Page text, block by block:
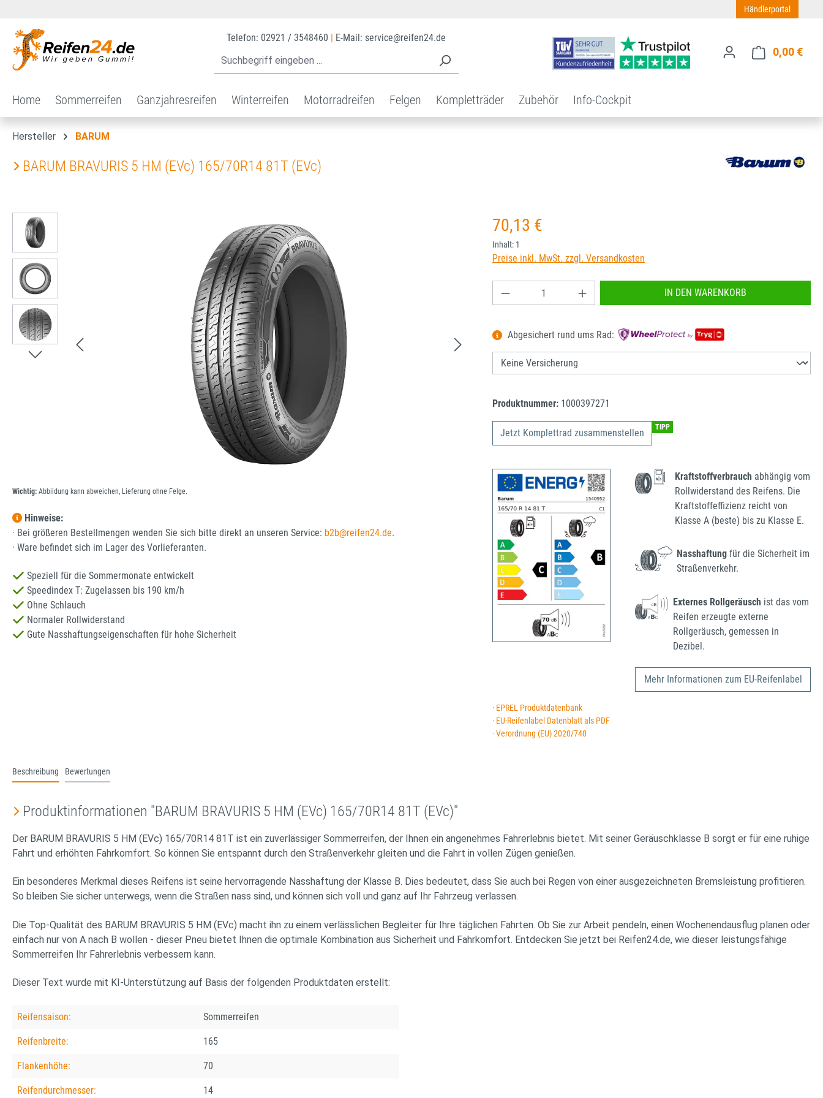
Händlerportal
Telefon: 02921 / 3548460 E-Mail: service@reifen24.de
0,00 €
Home Sommerreifen Ganzjahresreifen Winterreifen Motorradreifen Felgen Kompletträder Zubehör Info-Cockpit
Hersteller BARUM
BARUM BRAVURIS 5 HM (EVc) 165/70R14 81T (EVc)
Bildergalerie überspringen
Wichtig: Abbildung kann abweichen, Lieferung ohne Felge.
Hinweise:
· Bei größeren Bestellmengen wenden Sie sich bitte direkt an unseren Service: b2b@reifen24.de.
· Ware befindet sich im Lager des Vorlieferanten.
Speziell für die Sommermonate entwickelt
Speedindex T: Zugelassen bis 190 km/h
Ohne Schlauch
Normaler Rollwiderstand
Gute Nasshaftungseigenschaften für hohe Sicherheit
Regulärer Preis:
70,13 €
Inhalt: 1
Preise inkl. MwSt. zzgl. Versandkosten
Produkt Anzahl: Gib den gewünschten Wert ein oder
IN DEN WARENKORB
Abgesichert rund ums Rad:
Produktnummer: 1000397271
Jetzt Komplettrad zusammenstellen TIPP
Kraftstoffverbrauch abhängig vom
Rollwiderstand des Reifens. Die
Kraftstoffeffizienz reicht von
Klasse A (beste) bis zu Klasse E.
Nasshaftung für die Sicherheit im
Straßenverkehr.
Externes Rollgeräusch ist das vom
Reifen erzeugte externe
Rollgeräusch, gemessen in
Dezibel.
Mehr Informationen zum EU-Reifenlabel
· EPREL Produktdatenbank
· EU-Reifenlabel Datenblatt als PDF
· Verordnung (EU) 2020/740
Beschreibung Bewertungen
Produktinformationen "BARUM BRAVURIS 5 HM (EVc) 165/70R14 81T (EVc)"
Der BARUM BRAVURIS 5 HM (EVc) 165/70R14 81T ist ein zuverlässiger Sommerreifen, der Ihnen ein angenehmes Fahrerlebnis bietet. Mit seiner Geräuschklasse B sorgt er für eine ruhige
Fahrt und erhöhten Fahrkomfort. So können Sie entspannt durch den Straßenverkehr gleiten und die Fahrt in vollen Zügen genießen.
Ein besonderes Merkmal dieses Reifens ist seine hervorragende Nasshaftung der Klasse B. Dies bedeutet, dass Sie auch bei Regen von einer ausgezeichneten Bremsleistung profitieren.
So bleiben Sie sicher unterwegs, wenn die Straßen nass sind, und können sich voll und ganz auf Ihr Fahrzeug verlassen.
Die Top-Qualität des BARUM BRAVURIS 5 HM (EVc) macht ihn zu einem verlässlichen Begleiter für Ihre täglichen Fahrten. Ob Sie zur Arbeit pendeln, einen Wochenendausflug planen oder
einfach nur von A nach B wollen - dieser Pneu bietet Ihnen die optimale Kombination aus Sicherheit und Fahrkomfort. Entdecken Sie jetzt bei Reifen24.de, wie dieser leistungsfähige
Sommerreifen Ihr Fahrerlebnis verbessern kann.
Dieser Text wurde mit KI-Unterstützung auf Basis der folgenden Produktdaten erstellt:
Reifensaison: Sommerreifen
Reifenbreite: 165
Flankenhöhe: 70
Reifendurchmesser: 14